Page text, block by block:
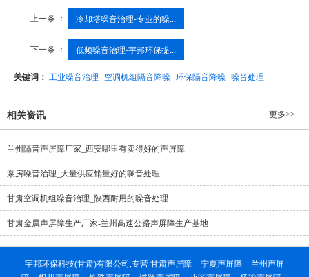
上一条 ： 冷却塔噪音治理-专业的噪...
下一条 ： 低频噪音治理-宇邦环保提...
关键词： 工业噪音治理 空调机组隔音降噪 环保隔音降噪 噪音处理
相关资讯 更多>>
兰州隔音声屏障厂家_西安哪里有卖得好的声屏障
泵房噪音治理_大量供应销量好的噪音处理
甘肃空调机组噪音治理_陕西耐用的噪音处理
甘肃金属声屏障生产厂家-兰州高速公路声屏障生产基地
宇邦环保科技(甘肃)有限公司,专营 甘肃声屏障 宁夏声屏障
兰州声屏